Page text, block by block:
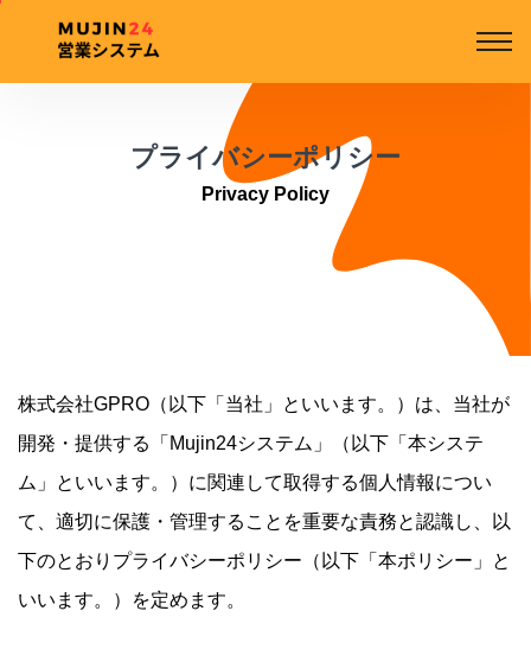
プライバシーポリシー
Privacy Policy
株式会社GPRO（以下「当社」といいます。）は、当社が
開発・提供する「Mujin24システム」（以下「本システ
ム」といいます。）に関連して取得する個人情報につい
て、適切に保護・管理することを重要な責務と認識し、以
下のとおりプライバシーポリシー（以下「本ポリシー」と
いいます。）を定めます。